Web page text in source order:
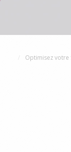
Optimisez votre